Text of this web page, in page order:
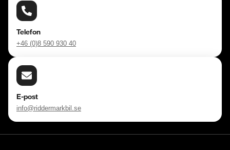
Telefon
+46 (0)8 590 930 40
E-post
info@riddermarkbil.se